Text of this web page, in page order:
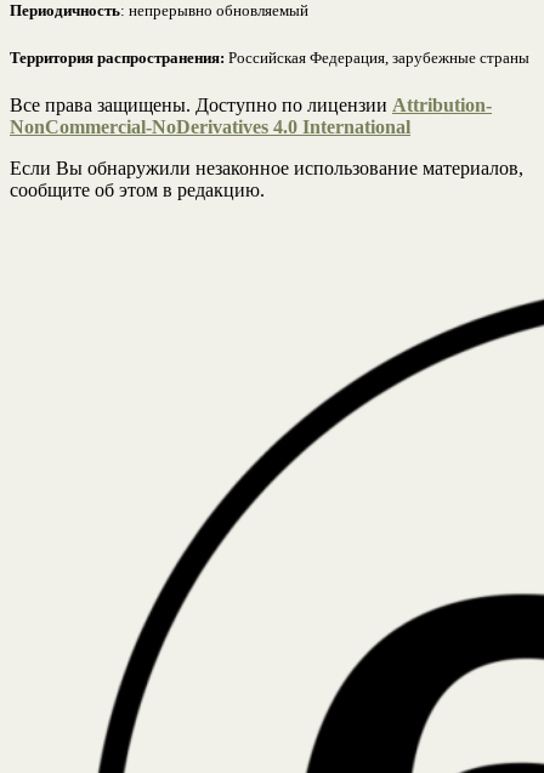
Периодичность: непрерывно обновляемый
Территория распространения: Российская Федерация, зарубежные страны
Все права защищены. Доступно по лицензии Attribution-
NonCommercial-NoDerivatives 4.0 International
Если Вы обнаружили незаконное использование материалов,
сообщите об этом в редакцию.